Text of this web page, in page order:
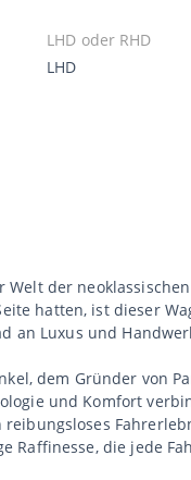
LHD oder RHD
LHD
der
hatten, ist dieser
an Luxus und
dem Gründer von
und Komfort
die jede